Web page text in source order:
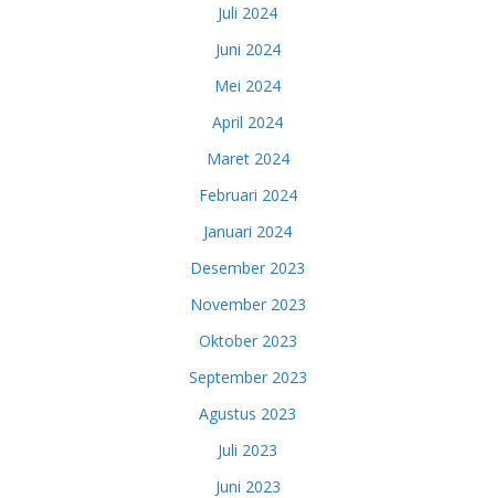
Juli 2024
Juni 2024
Mei 2024
April 2024
Maret 2024
Februari 2024
Januari 2024
Desember 2023
November 2023
Oktober 2023
September 2023
Agustus 2023
Juli 2023
Juni 2023